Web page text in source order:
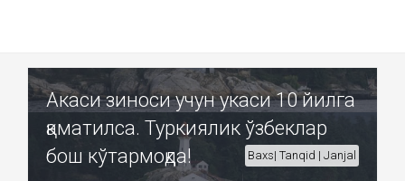
Акаси зиноси учун укаси 10 йилга
қаматилса. Туркиялик ўзбеклар
бош кўтармоқда!
Baxs| Tanqid | Janjal